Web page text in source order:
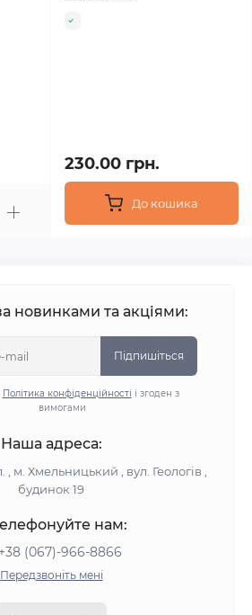
230.00 грн.
До кошика
новинками та акціями:
Підпишіться
Політика конфіденційності і згоден з
вимогами
Наша адреса:
м. Хмельницький , вул. Геологів ,
будинок 19
нам:
+38 (067)-966-8866
Передзвоніть мені